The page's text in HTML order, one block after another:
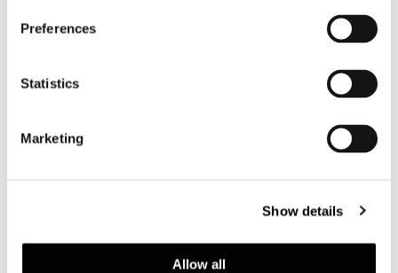
Preferences
Statistics
Marketing
Show details
Allow all
Technical Features